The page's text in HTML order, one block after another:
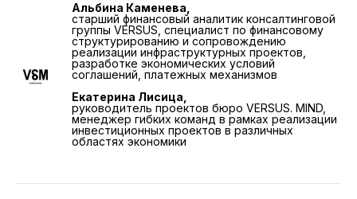
Альбина Каменева,
старший финансовый аналитик консалтинговой
группы VERSUS, специалист по финансовому
структурированию и сопровождению
реализации инфраструктурных проектов,
разработке экономических условий
соглашений, платежных механизмов
Екатерина Лисица,
руководитель проектов бюро VERSUS. MIND,
менеджер гибких команд в рамках реализации
инвестиционных проектов в различных
областях экономики